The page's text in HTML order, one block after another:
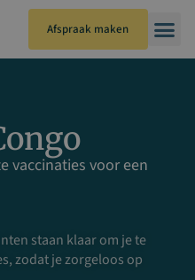
Afspraak maken
vaccinaties voor een
staan klaar om je te
zodat je zorgeloos op